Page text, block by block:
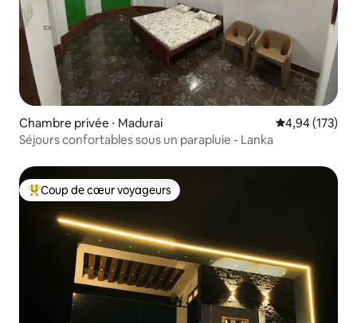
Chambre privée ⋅ Madurai Évaluation
4,94 (173)
Séjours confortables sous un parapluie - Lanka
Coups de cœur voyageurs les plus appréciés
Coup de cœur voyageurs